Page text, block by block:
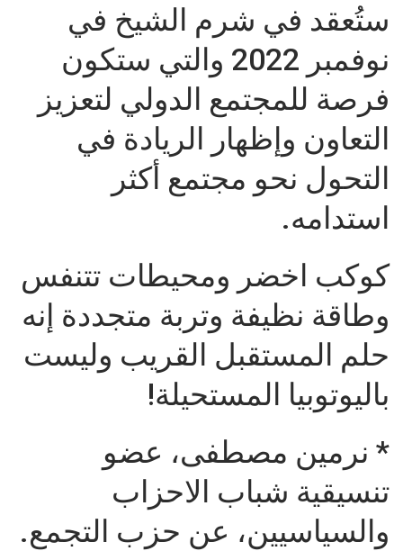
ستُعقد في شرم الشيخ في
نوفمبر 2022 والتي ستكون
فرصة للمجتمع الدولي لتعزيز
التعاون وإظهار الريادة في
التحول نحو مجتمع أكثر
استدامه.
كوكب اخضر ومحيطات تتنفس
وطاقة نظيفة وتربة متجددة إنه
حلم المستقبل القريب وليست
باليوتوبيا المستحيلة!
* نرمين مصطفى، عضو
تنسيقية شباب الاحزاب
والسياسيين، عن حزب التجمع.